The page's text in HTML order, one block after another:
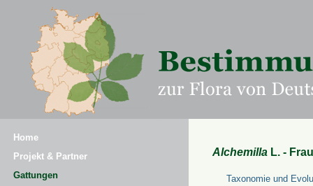
Home
Projekt & Partner
Gattungen
Alchemilla L. -
Taxonomie und